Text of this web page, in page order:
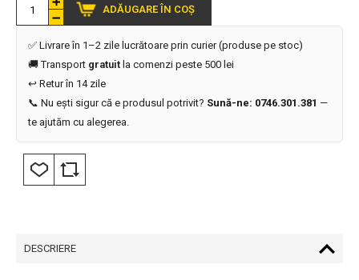
ADĂUGARE ÎN COȘ
✅ Livrare în 1–2 zile lucrătoare prin curier (produse pe stoc)
🚚 Transport gratuit la comenzi peste 500 lei
↩️ Retur în 14 zile
📞 Nu ești sigur că e produsul potrivit? Sună-ne: 0746.301.381 —
te ajutăm cu alegerea.
DESCRIERE